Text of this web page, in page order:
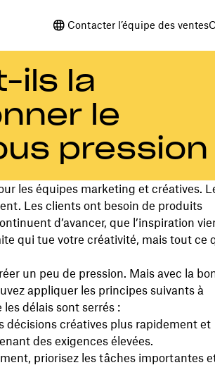
Contacter l’équipe des ventes
ils la
le
pression
les équipes marketing et créatives.
Les clients ont besoin de produits
d’avancer, que l’inspiration
qui tue votre créativité, mais tout ce
un peu de pression. Mais avec la
appliquer les principes suivants à
délais sont serrés :
décisions créatives plus rapidement et
des exigences élevées.
priorisez les tâches importantes